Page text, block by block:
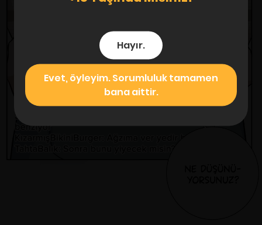
Hayır.
Evet, öyleyim. Sorumluluk tamamen
bana aittir.